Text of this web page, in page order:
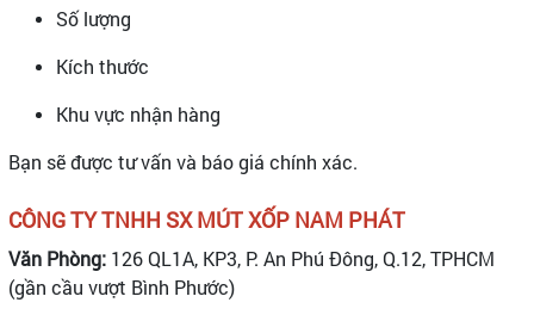
Số lượng
Kích thước
Khu vực nhận hàng
Bạn sẽ được tư vấn và báo giá chính xác.​​​​​​​
CÔNG TY TNHH SX MÚT XỐP NAM PHÁT
Văn Phòng: 126 QL1A, KP3, P. An Phú Đông, Q.12, TPHCM
(gần cầu vượt Bình Phước)